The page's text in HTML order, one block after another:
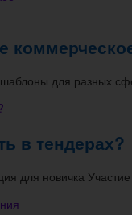
для разных
в тендерах?
для новичка